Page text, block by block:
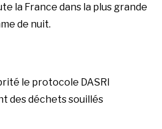
la France dans la plus grande
de nuit.
le protocole DASRI
des déchets souillés